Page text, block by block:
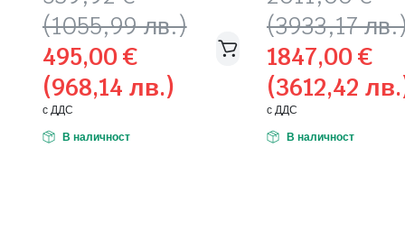
(1055,99 лв.)
price
was:
539,92 €
(1055,99
лв.).
495,00€
(968,14 лв.)
цена
е:
495,00 €
(968,14
лв.).
с ДДС
В наличност
(3933,17
price
was:
2011,00 €
(3933,17
лв.).
1847,00€
(3612,42
цена
е:
1847,00 €
(3612,42
лв.).
с ДДС
В наличност